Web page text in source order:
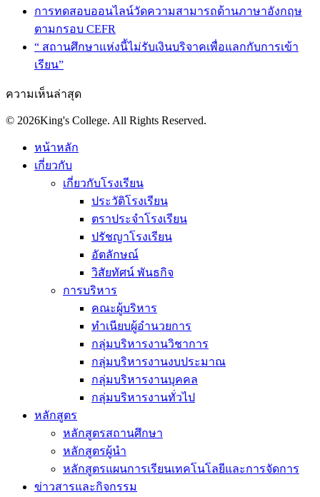
การทดสอบออนไลน์วัดความสามารถด้านภาษาอังกฤษ
ตามกรอบ CEFR
“ สถานศึกษาแห่งนี้ไม่รับเงินบริจาคเพื่อแลกกับการเข้า
เรียน”
ความเห็นล่าสุด
© 2026King's College. All Rights Reserved.
หน้าหลัก
เกี่ยวกับ
เกี่ยวกับโรงเรียน
ประวัติโรงเรียน
ตราประจำโรงเรียน
ปรัชญาโรงเรียน
อัตลักษณ์
วิสัยทัศน์ พันธกิจ
การบริหาร
คณะผู้บริหาร
ทำเนียบผู้อำนวยการ
กลุ่มบริหารงานวิชาการ
กลุ่มบริหารงานงบประมาณ
กลุ่มบริหารงานบุคคล
กลุ่มบริหารงานทั่วไป
หลักสูตร
หลักสูตรสถานศึกษา
หลักสูตรผู้นำ
หลักสูตรแผนการเรียนเทคโนโลยีและการจัดการ
ข่าวสารและกิจกรรม